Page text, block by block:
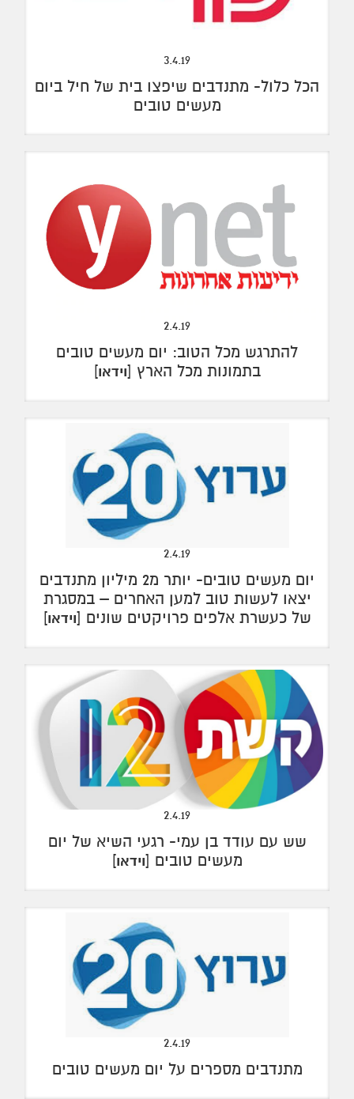
3.4.19
הכל כלול- מתנדבים שיפצו בית של חיל ביום
מעשים טובים
2.4.19
להתרגש מכל הטוב: יום מעשים טובים
בתמונות מכל הארץ [וידאו]
2.4.19
יום מעשים טובים- יותר מ2 מיליון מתנדבים
יצאו לעשות טוב למען האחרים – במסגרת
של כעשרת אלפים פרויקטים שונים [וידאו]
2.4.19
שש עם עודד בן עמי- רגעי השיא של יום
מעשים טובים [וידאו]
2.4.19
מתנדבים מספרים על יום מעשים טובים